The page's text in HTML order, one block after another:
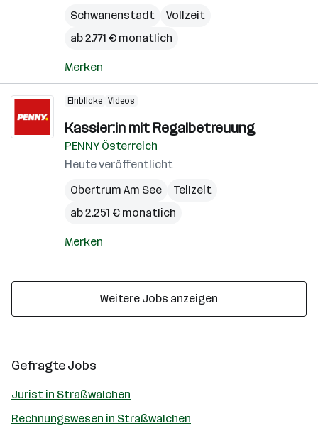
Schwanenstadt
Vollzeit
ab 2.771 € monatlich
Merken
Einblicke Videos
Kassier:in mit Regalbetreuung
PENNY Österreich
Heute veröffentlicht
Obertrum Am See
Teilzeit
ab 2.251 € monatlich
Merken
Weitere Jobs anzeigen
Gefragte Jobs
Jurist in Straßwalchen
Rechnungswesen in Straßwalchen